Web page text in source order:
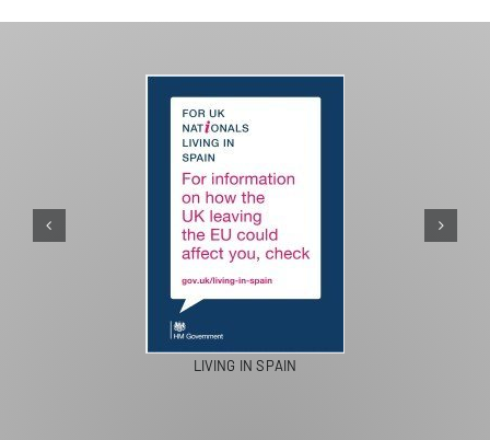
LIVING IN SPAIN